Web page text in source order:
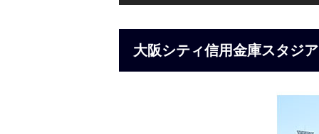
大阪シティ信用金庫スタジ